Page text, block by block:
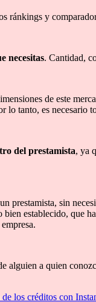
ránkings y
necesitas. Cantidad,
de este
tanto, es necesario
del prestamista, ya
prestamista, sin
establecido, que
alguien a quien
los créditos con